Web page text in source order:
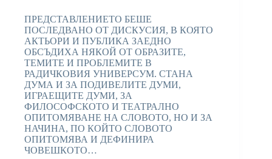
ПРЕДСТАВЛЕНИЕТО БЕШЕ
ПОСЛЕДВАНО ОТ ДИСКУСИЯ, В КОЯТО
АКТЬОРИ И ПУБЛИКА ЗАЕДНО
ОБСЪДИХА НЯКОЙ ОТ ОБРАЗИТЕ,
ТЕМИТЕ И ПРОБЛЕМИТЕ В
РАДИЧКОВИЯ УНИВЕРСУМ. СТАНА
ДУМА И ЗА ПОДИВЕЛИТЕ ДУМИ,
ИГРАЕЩИТЕ ДУМИ, ЗА
ФИЛОСОФСКОТО И ТЕАТРАЛНО
ОПИТОМЯВАНЕ НА СЛОВОТО, НО И ЗА
НАЧИНА, ПО КОЙТО СЛОВОТО
ОПИТОМЯВА И ДЕФИНИРА
ЧОВЕШКОТО…